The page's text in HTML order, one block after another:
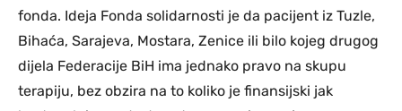
fonda. Ideja Fonda solidarnosti je da pacijent iz Tuzle,
Bihaća, Sarajeva, Mostara, Zenice ili bilo kojeg drugog
dijela Federacije BiH ima jednako pravo na skupu
terapiju, bez obzira na to koliko je finansijski jak